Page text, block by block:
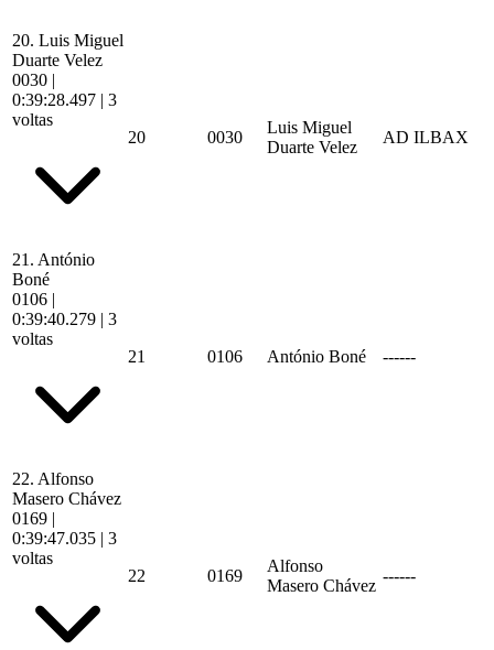
20. Luis Miguel
Duarte Velez
0030 |
0:39:28.497 | 3
voltas
20
0030
Luis Miguel
Duarte Velez
AD ILBAX
21. António
Boné
0106 |
0:39:40.279 | 3
voltas
21
0106 António Boné ------
22. Alfonso
Masero Chávez
0169 |
0:39:47.035 | 3
voltas
22
0169
Alfonso
Masero Chávez
------